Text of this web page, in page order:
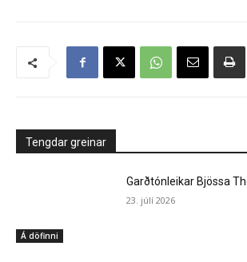
Tengdar greinar
Á döfinni
Garðtónleikar Bjössa
23. júlí 2026